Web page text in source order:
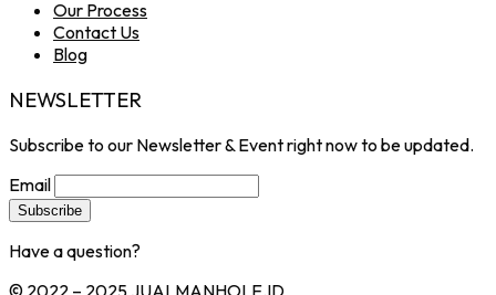
Our Process
Contact Us
Blog
NEWSLETTER
Subscribe to our Newsletter & Event right now to be updated.
Email
Have a question?
© 2022 – 2025 JUALMANHOLE.ID